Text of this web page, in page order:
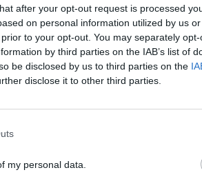
after your opt-out request is processed
on personal information utilized by us
to your opt-out. You may separately
by third parties on the IAB’s list of
be disclosed by us to third parties on the
disclose it to other third parties.
my personal data.
Zdrowia. Oto kim są
zmiany i nie tylko mowa tu o
Grendzie. We wtorek
Katarzyna Kęcka i Tomasz
medycyny.